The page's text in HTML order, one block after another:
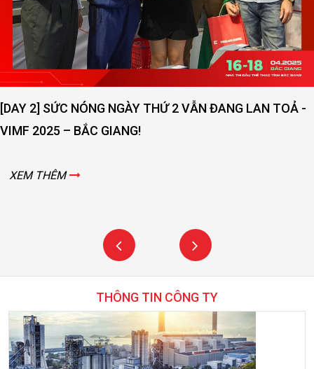
[DAY 2] SỨC NÓNG NGÀY THỨ 2 VẪN ĐANG LAN TOẢ -
VIMF 2025 – BẮC GIANG!
XEM THÊM
THÔNG TIN CÔNG TY